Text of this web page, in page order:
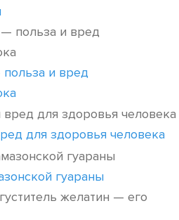
и вред
для здоровья человека
гуараны